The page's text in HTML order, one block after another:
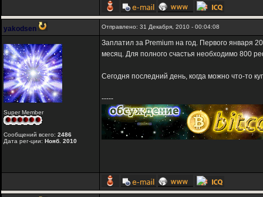
yakodsen Отправлено: 31 Декабря, 2010 - 00:04:08
Super Member
Сообщений всего: 2486
Дата рег-ции: Нояб. 2010
Заплатил за Premium на год. Первого января
месяц. Для полного счастья необходимо 800
Сегодня последний день, когда можно что-то
-----